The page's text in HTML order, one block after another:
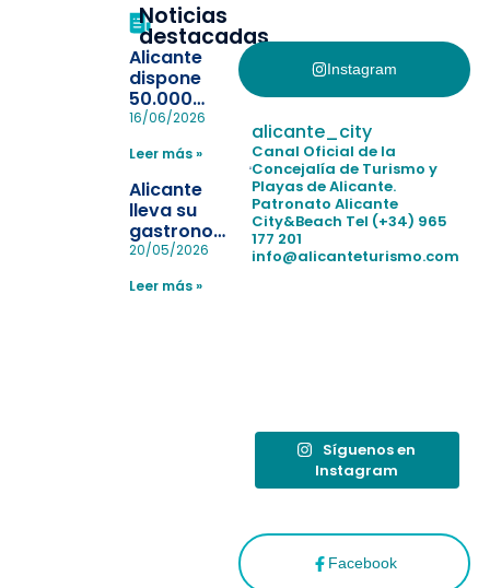
Noticias
destacadas
Alicante
dispone
50.000
pulseras
la
pérdida de niños
en las
playas y
realiza con
éxito un
simulacro de socorrismo
16/06/2026
Leer más »
Alicante
lleva su
gastronomía
a Madrid
reforzar el
20/05/2026
Leer más »
Instagram
Facebook
alicante_city
Canal Oficial de la
Concejalía de Turismo y
Playas de Alicante.
Patronato Alicante
City&Beach Tel (+34) 965
177 201
info@alicanteturismo.com
Síguenos en
Instagram